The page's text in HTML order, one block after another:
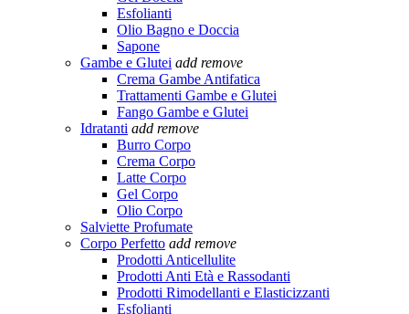
Esfolianti
Olio Bagno e Doccia
Sapone
Gambe e Glutei add remove
Crema Gambe Antifatica
Trattamenti Gambe e Glutei
Fango Gambe e Glutei
Idratanti add remove
Burro Corpo
Crema Corpo
Latte Corpo
Gel Corpo
Olio Corpo
Salviette Profumate
Corpo Perfetto add remove
Prodotti Anticellulite
Prodotti Anti Età e Rassodanti
Prodotti Rimodellanti e Elasticizzanti
Esfolianti